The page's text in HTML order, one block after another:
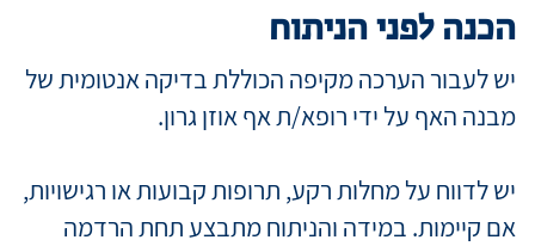
הכנה לפני הניתוח
יש לעבור הערכה מקיפה הכוללת בדיקה אנטומית של
מבנה האף על ידי רופא/ת אף אוזן גרון.
יש לדווח על מחלות רקע, תרופות קבועות או רגישויות,
אם קיימות. במידה והניתוח מתבצע תחת הרדמה